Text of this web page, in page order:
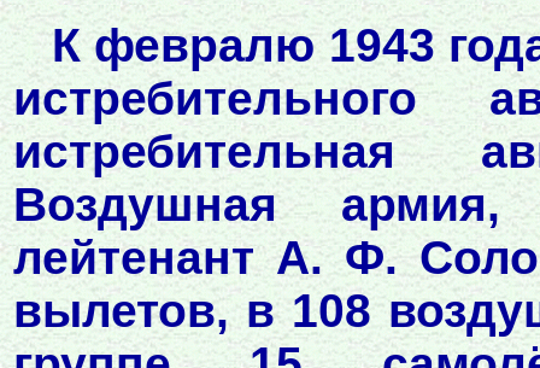
К февралю 1943
истребительного
истребительная
Воздушная
лейтенант А. Ф.
вылетов, в 108